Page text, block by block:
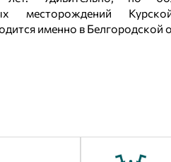
месторождений
именно в Белгородской